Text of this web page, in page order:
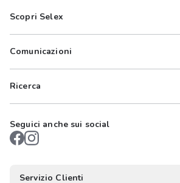
Scopri Selex
Comunicazioni
Ricerca
Seguici anche sui social
Servizio Clienti